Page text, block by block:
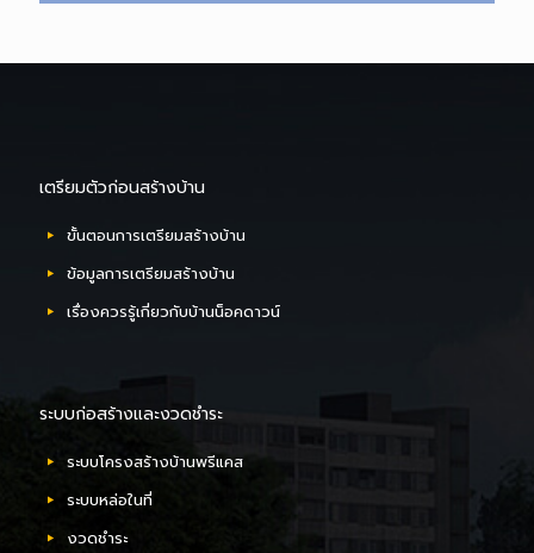
เตรียมตัวก่อนสร้างบ้าน
ขั้นตอนการเตรียมสร้างบ้าน
ข้อมูลการเตรียมสร้างบ้าน
เรื่องควรรู้เกี่ยวกับบ้านน็อคดาวน์
ระบบก่อสร้างและงวดชำระ
ระบบโครงสร้างบ้านพรีแคส
ระบบหล่อในที่
งวดชำระ